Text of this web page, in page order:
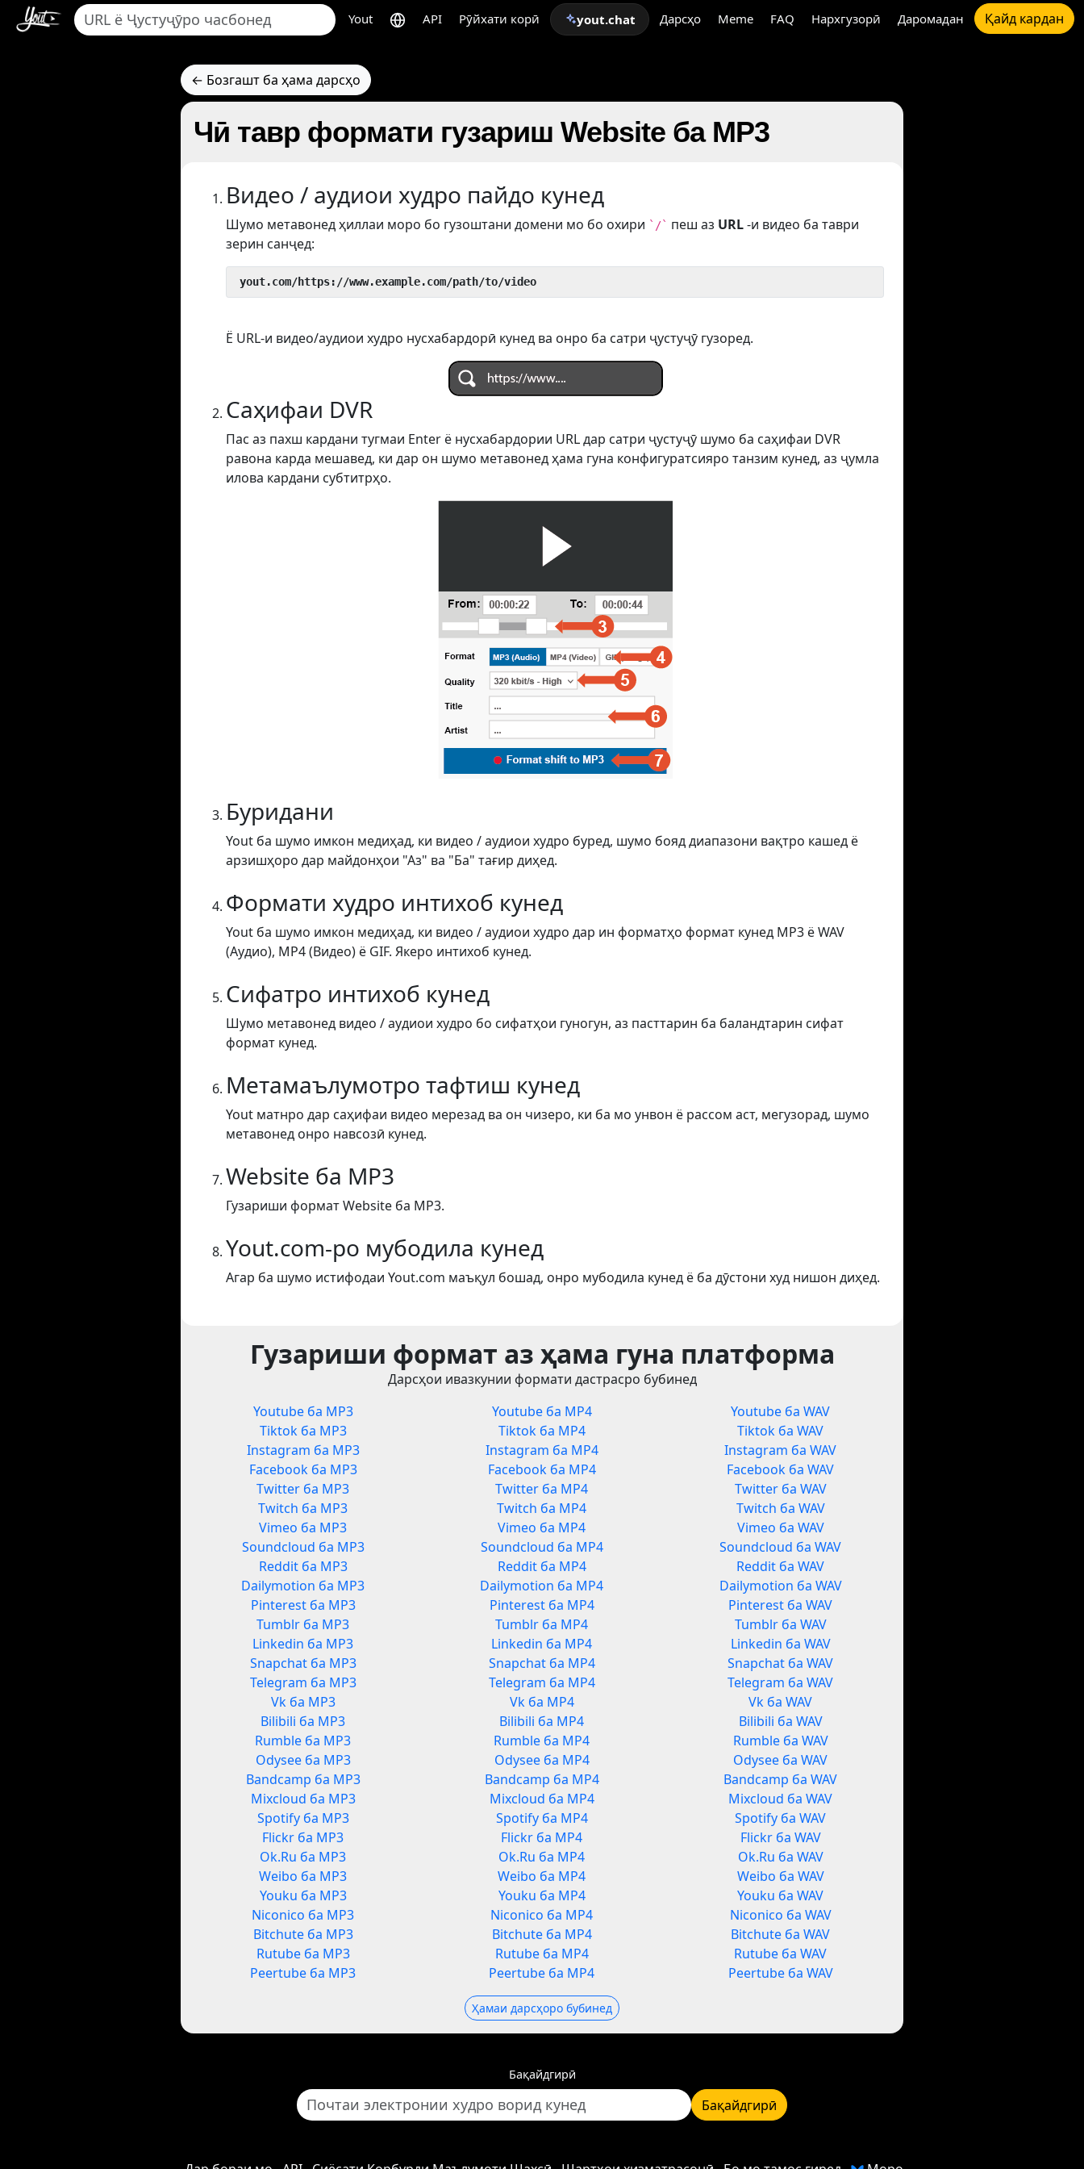
Yout API Рӯйхати корӣ yout.chat Дарсҳо Meme FAQ Нархгузорӣ Даромадан Қайд кардан
← Бозгашт ба ҳама дарсҳо
Чӣ тавр формати гузариш Website ба MP3
Видео / аудиои худро пайдо кунед
Шумо метавонед ҳиллаи моро бо гузоштани домени мо бо охири `/` пеш аз URL-и видео ба таври
зерин санҷед:
yout.com/https://www.example.com/path/to/video
Ё URL-и видео/аудиои худро нусхабардорӣ кунед ва онро ба сатри ҷустуҷӯ гузоред.
Саҳифаи DVR
Пас аз пахш кардани тугмаи Enter ё нусхабардории URL дар сатри ҷустуҷӯ шумо ба саҳифаи DVR
равона карда мешавед, ки дар он шумо метавонед ҳама гуна конфигуратсияро танзим кунед, аз ҷумла
илова кардани субтитрҳо.
Буридани
Yout ба шумо имкон медиҳад, ки видео / аудиои худро буред, шумо бояд диапазони вақтро кашед ё
арзишҳоро дар майдонҳои "Аз" ва "Ба" тағир диҳед.
Формати худро интихоб кунед
Yout ба шумо имкон медиҳад, ки видео / аудиои худро дар ин форматҳо формат кунед MP3 ё WAV
(Аудио), MP4 (Видео) ё GIF. Якеро интихоб кунед.
Сифатро интихоб кунед
Шумо метавонед видео / аудиои худро бо сифатҳои гуногун, аз пасттарин ба баландтарин сифат
формат кунед.
Метамаълумотро тафтиш кунед
Yout матнро дар саҳифаи видео мерезад ва он чизеро, ки ба мо унвон ё рассом аст, мегузорад, шумо
метавонед онро навсозӣ кунед.
Website ба MP3
Гузариши формат Website ба MP3.
Yout.com-ро мубодила кунед
Агар ба шумо истифодаи Yout.com маъқул бошад, онро мубодила кунед ё ба дӯстони худ нишон диҳед.
Гузариши формат аз ҳама гуна платформа
Дарсҳои ивазкунии формати дастрасро бубинед
Youtube ба MP3
Tiktok ба MP3
Instagram ба MP3
Facebook ба MP3
Twitter ба MP3
Twitch ба MP3
Vimeo ба MP3
Soundcloud ба MP3
Reddit ба MP3
Dailymotion ба MP3
Pinterest ба MP3
Tumblr ба MP3
Linkedin ба MP3
Snapchat ба MP3
Telegram ба MP3
Vk ба MP3
Bilibili ба MP3
Rumble ба MP3
Odysee ба MP3
Bandcamp ба MP3
Mixcloud ба MP3
Spotify ба MP3
Flickr ба MP3
Ok.Ru ба MP3
Weibo ба MP3
Youku ба MP3
Niconico ба MP3
Bitchute ба MP3
Rutube ба MP3
Peertube ба MP3
Youtube ба MP4
Tiktok ба MP4
Instagram ба MP4
Facebook ба MP4
Twitter ба MP4
Twitch ба MP4
Vimeo ба MP4
Soundcloud ба MP4
Reddit ба MP4
Dailymotion ба MP4
Pinterest ба MP4
Tumblr ба MP4
Linkedin ба MP4
Snapchat ба MP4
Telegram ба MP4
Vk ба MP4
Bilibili ба MP4
Rumble ба MP4
Odysee ба MP4
Bandcamp ба MP4
Mixcloud ба MP4
Spotify ба MP4
Flickr ба MP4
Ok.Ru ба MP4
Weibo ба MP4
Youku ба MP4
Niconico ба MP4
Bitchute ба MP4
Rutube ба MP4
Peertube ба MP4
Youtube ба WAV
Tiktok ба WAV
Instagram ба WAV
Facebook ба WAV
Twitter ба WAV
Twitch ба WAV
Vimeo ба WAV
Soundcloud ба WAV
Reddit ба WAV
Dailymotion ба WAV
Pinterest ба WAV
Tumblr ба WAV
Linkedin ба WAV
Snapchat ба WAV
Telegram ба WAV
Vk ба WAV
Bilibili ба WAV
Rumble ба WAV
Odysee ба WAV
Bandcamp ба WAV
Mixcloud ба WAV
Spotify ба WAV
Flickr ба WAV
Ok.Ru ба WAV
Weibo ба WAV
Youku ба WAV
Niconico ба WAV
Bitchute ба WAV
Rutube ба WAV
Peertube ба WAV
Ҳамаи дарсҳоро бубинед
Бақайдгирӣ
Бақайдгирӣ